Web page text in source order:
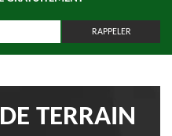
TERRAIN